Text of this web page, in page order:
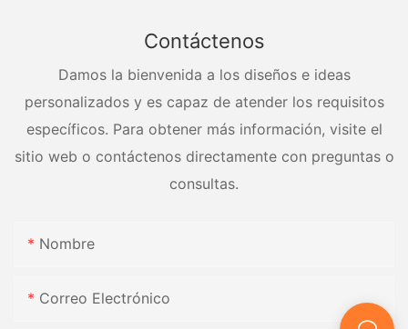
Contáctenos
Damos la bienvenida a los diseños e ideas
personalizados y es capaz de atender los requisitos
específicos. Para obtener más información, visite el
sitio web o contáctenos directamente con preguntas o
consultas.
Nombre
Correo Electrónico